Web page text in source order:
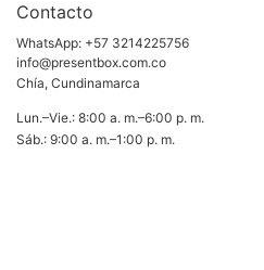
Contacto
WhatsApp: +57 3214225756
info@presentbox.com.co
Chía, Cundinamarca
Lun.–Vie.: 8:00 a. m.–6:00 p. m.
Sáb.: 9:00 a. m.–1:00 p. m.